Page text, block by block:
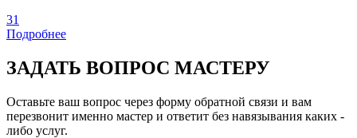
31
Подробнее
ЗАДАТЬ ВОПРОС МАСТЕРУ
Оставьте ваш вопрос через форму обратной связи и вам
перезвонит именно мастер и ответит без навязывания каких -
либо услуг.